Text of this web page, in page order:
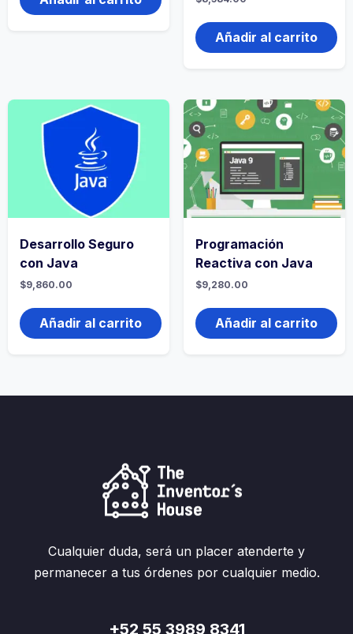
Añadir al carrito
Desarrollo Seguro
con Java
$9,860.00
Añadir al carrito
Programación
Reactiva con Java
$9,280.00
Añadir al carrito
Cualquier duda, será un placer atenderte y
permanecer a tus órdenes por cualquier medio.
+52 55 3989 8341